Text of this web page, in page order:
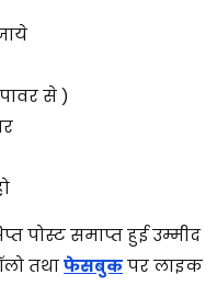
से )
पोस्ट समाप्त हुई
तथाफेसबुकपर लाइक